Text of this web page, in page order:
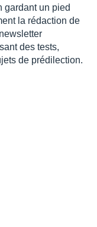
gardant un pied
la rédaction de
des tests,
de prédilection.